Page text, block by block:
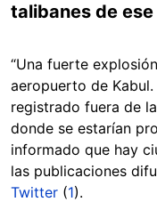
talibanes de ese
“Una fuerte
aeropuerto de
registrado fuera de
donde se estarían
informado que hay
las publicaciones
Twitter (1).